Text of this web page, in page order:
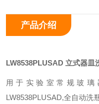
产品介绍
LW8538PLUSAD 立式器皿
用于实验室常规玻璃
LW8538PLUSAD,全自动洗